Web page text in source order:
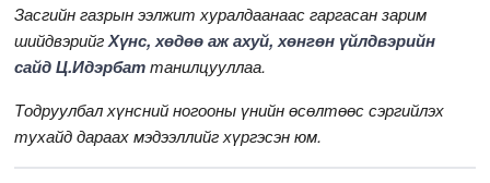
Засгийн газрын ээлжит хуралдаанаас гаргасан зарим
шийдвэрийгХүнс, хөдөө аж ахуй, хөнгөн үйлдвэрийн
сайд Ц.Идэрбаттанилцууллаа.
Тодруулбал хүнсний ногооны үнийн өсөлтөөс сэргийлэх
тухайд дараах мэдээллийг хүргэсэн юм.